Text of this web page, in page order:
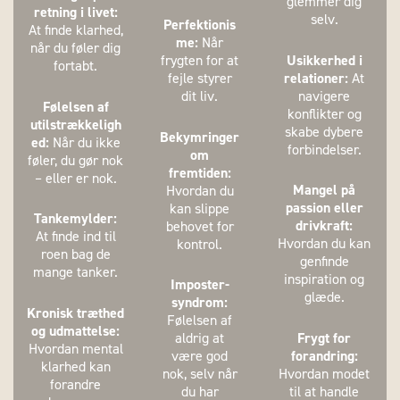
retning i livet:
At finde klarhed,
når du føler dig
fortabt.
Følelsen af
utilstrækkeligh
ed: Når du ikke
føler, du gør nok
– eller er nok.
Tankemylder:
At finde ind til
roen bag de
mange tanker.
Kronisk træthed
og udmattelse:
Hvordan mental
klarhed kan
forandre
Perfektionis
me: Når
frygten for at
fejle styrer
dit liv.
Bekymringer
om
fremtiden:
Hvordan du
kan slippe
behovet for
kontrol.
Imposter-
syndrom:
Følelsen af
aldrig at
være god
nok, selv når
du har
selv.
Usikkerhed i
relationer:At
navigere
konflikter og
skabe dybere
forbindelser.
Mangel på
passion eller
drivkraft:
Hvordan du kan
genfinde
inspiration og
glæde.
Frygt for
forandring:
Hvordan modet
til at handle